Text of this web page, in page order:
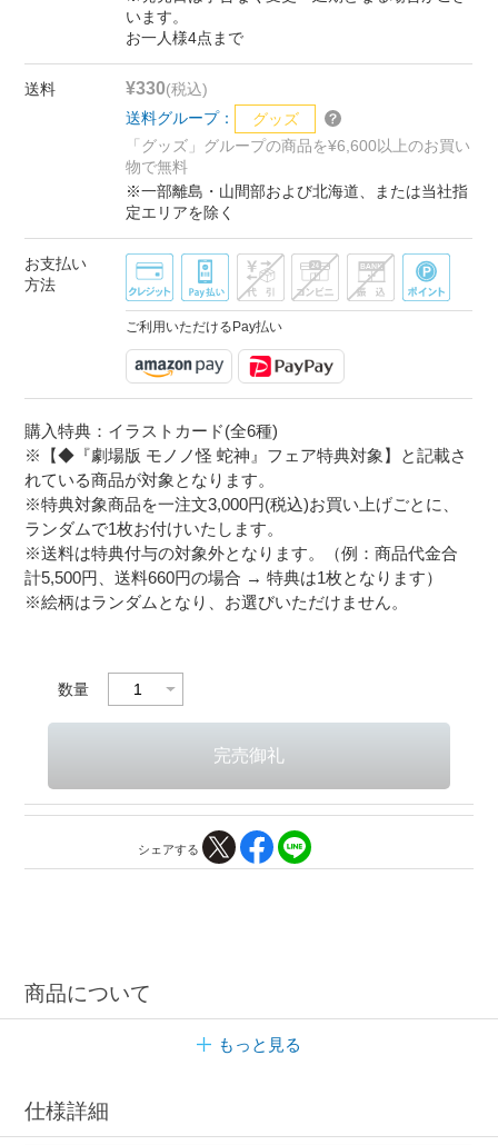
います。
お一人様4点まで
送料 ¥330(税込)
送料グループ：
グッズ
「グッズ」グループの商品を¥6,600以上のお買い
物で無料
※一部離島・山間部および北海道、または当社指
定エリアを除く
お支払い
方法
ご利用いただけるPay払い
購入特典：イラストカード(全6種)
※【◆『劇場版 モノノ怪 蛇神』フェア特典対象】と記載さ
れている商品が対象となります。
※特典対象商品を一注文3,000円(税込)お買い上げごとに、
ランダムで1枚お付けいたします。
※送料は特典付与の対象外となります。（例：商品代金合
計5,500円、送料660円の場合 → 特典は1枚となります）
※絵柄はランダムとなり、お選びいただけません。
数量
シェアする
商品について
もっと見る
仕様詳細